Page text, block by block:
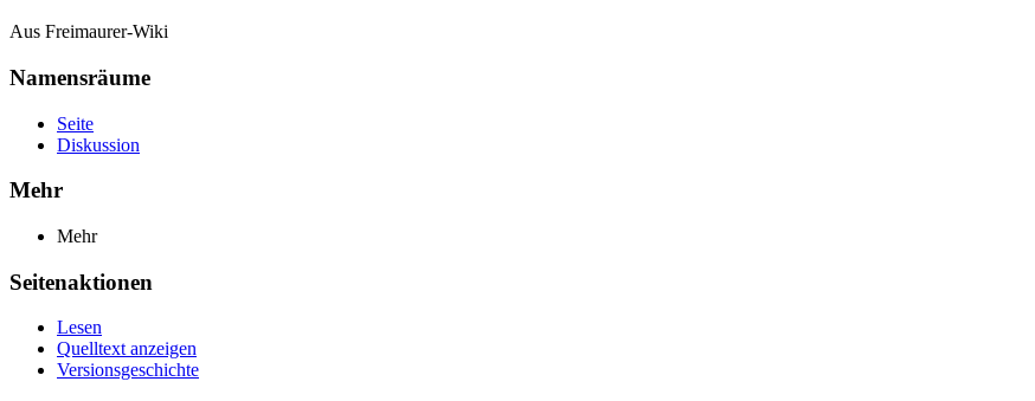
Aus Freimaurer-Wiki
Namensräume
Seite
Diskussion
Mehr
Mehr
Seitenaktionen
Lesen
Quelltext anzeigen
Versionsgeschichte